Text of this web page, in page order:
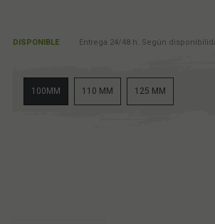
DISPONIBLE Entrega 24/48 h. Según
100MM 110 MM 125 MM